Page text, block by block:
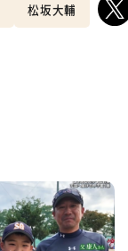
松坂大輔